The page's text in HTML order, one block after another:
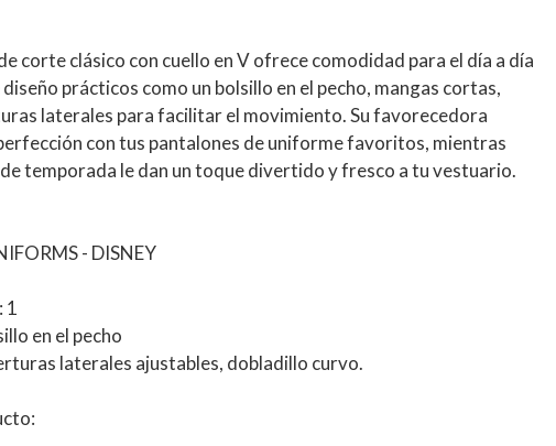
corte clásico con cuello en V ofrece comodidad para el día a día
prácticos como un bolsillo en el pecho, mangas cortas,
laterales para facilitar el movimiento. Su favorecedora
con tus pantalones de uniforme favoritos, mientras
temporada le dan un toque divertido y fresco a tu vestuario.
- DISNEY
1
en el pecho
laterales ajustables, dobladillo curvo.